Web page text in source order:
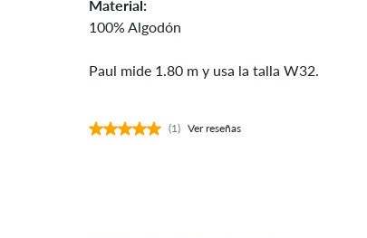
Material:
100% Algodón
Paul mide 1.80 m y usa la talla W32.
(1) Ver reseñas